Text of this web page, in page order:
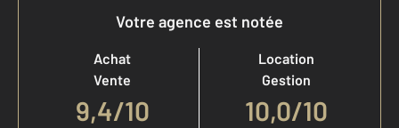
Votre agence est notée
Achat
Vente
9,4/10
Location
Gestion
10,0/10